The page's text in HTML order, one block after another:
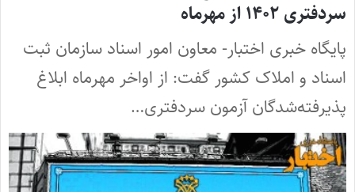
سردفتری ۱۴۰۲ از مهرماه
پایگاه خبری اختبار- معاون امور اسناد سازمان ثبت
اسناد و املاک کشور گفت: از اواخر مهرماه ابلاغ
پذیرفته‌شدگان آزمون سردفتری…